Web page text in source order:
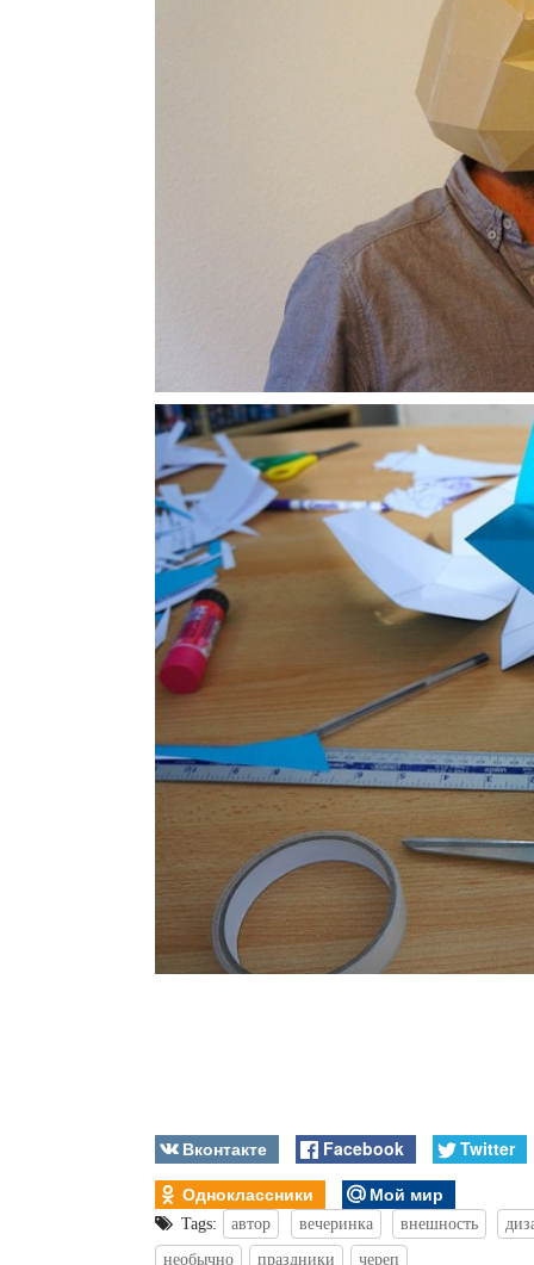
Вконтакте Facebook
Twitter
Одноклассники
Мой мир
Tags: автор вечеринка внешность
необычно
праздники череп